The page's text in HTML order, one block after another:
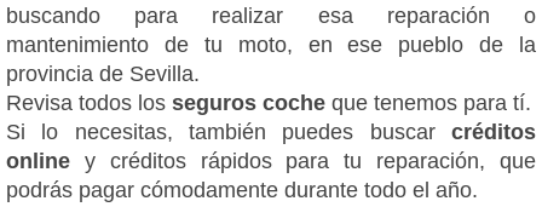
buscando para realizar esa reparación o
mantenimiento de tu moto, en ese pueblo de la
provincia de Sevilla.
Revisa todos los seguros coche que tenemos para tí.
Si lo necesitas, también puedes buscar créditos
online y créditos rápidos para tu reparación, que
podrás pagar cómodamente durante todo el año.